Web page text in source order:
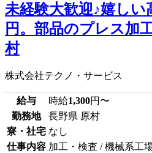
未経験大歓迎♪嬉しい
円。部品のプレス加
村
株式会社テクノ・サービス
給与 時給1,300円〜
勤務地
長野県 原村
寮・社宅 なし
仕事内容 加工・検査 / 機械系工